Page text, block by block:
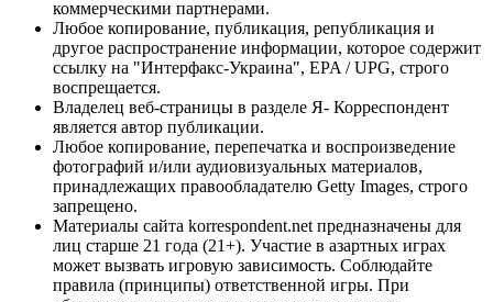
коммерческими партнерами.
Любое копирование, публикация, републикация и
другое распространение информации, которое содержит
ссылку на "Интерфакс-Украина", EPA / UPG, строго
воспрещается.
Владелец веб-страницы в разделе Я- Корреспондент
является автор публикации.
Любое копирование, перепечатка и воспроизведение
фотографий и/или аудиовизуальных материалов,
принадлежащих правообладателю Getty Images, строго
запрещено.
Материалы сайта korrespondent.net предназначены для
лиц старше 21 года (21+). Участие в азартных играх
может вызвать игровую зависимость. Соблюдайте
правила (принципы) ответственной игры. При